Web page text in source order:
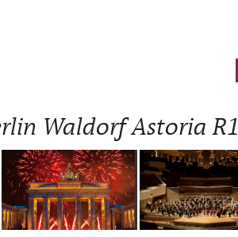
Waldorf Astoria R1